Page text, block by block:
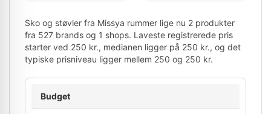
Sko og støvler fra Missya rummer lige nu 2 produkter
fra 527 brands og 1 shops. Laveste registrerede pris
starter ved 250 kr., medianen ligger på 250 kr., og det
typiske prisniveau ligger mellem 250 og 250 kr.
Budget